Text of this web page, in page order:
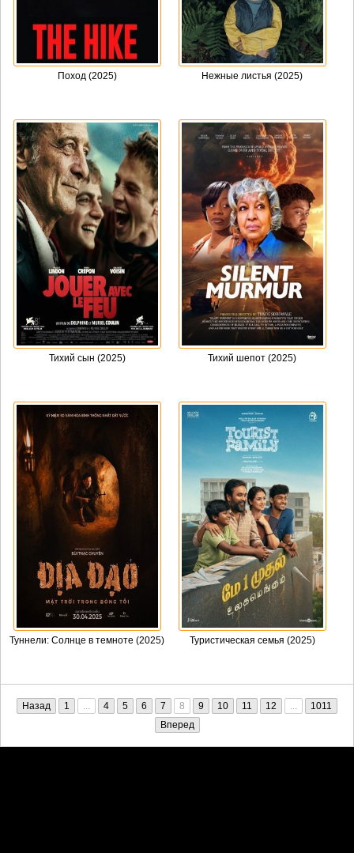
Поход (2025) Нежные листья (2025)
Тихий сын (2025) Тихий шепот (2025)
Туннели: Солнце в темноте (2025) Туристическая семья (2025)
Назад 1 ... 4 5 6 7 8 9 10 11 12 ...
1011
Вперед